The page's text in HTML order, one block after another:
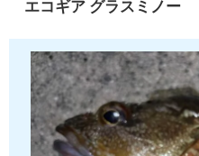
エコギア グラスミノー